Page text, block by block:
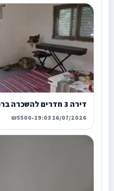
דירה 3 חדרים להשכרה ברמת גן, הגלגל, הלל
16/07/2026 19:03
•
₪5500